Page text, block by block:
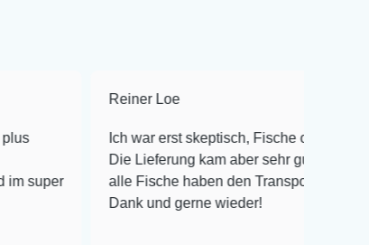
Ich war erst skeptisch, Fische online zu bestellen!
Die Lieferung kam aber sehr gut verpackt an und
alle Fische haben den Transport überlebt! Vielen
Dank und gerne wieder!